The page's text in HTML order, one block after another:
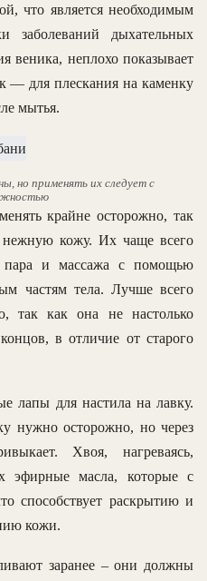
что является необходимым
заболеваний дыхательных
веника, неплохо показывает
— для плескания на каменку
мытья.
но применять их следует с
крайне осторожно, так
кожу. Их чаще всего
пара и массажа с помощью
частям тела. Лучше всего
так как она не настолько
в отличие от старого
лапы для настила на лавку.
нужно осторожно, но через
Хвоя, нагреваясь,
эфирные масла, которые с
способствует раскрытию и
кожи.
заранее – они должны